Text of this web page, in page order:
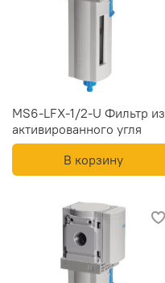
MS6-LFX-1/2-U Фильтр из
активированного угля
В корзину